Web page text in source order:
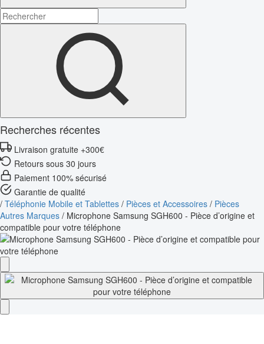
Recherches récentes
Livraison gratuite +300€
Retours sous 30 jours
Paiement 100% sécurisé
Garantie de qualité
/ Téléphonie Mobile et Tablettes / Pièces et Accessoires / Pièces
Autres Marques / Microphone Samsung SGH600 - Pièce d’origine et
compatible pour votre téléphone